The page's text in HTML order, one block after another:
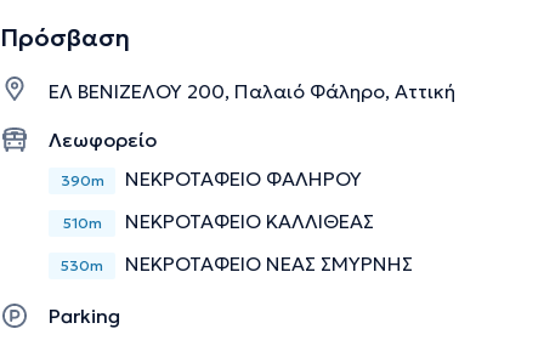
Πρόσβαση
ΕΛ ΒΕΝΙΖΕΛΟΥ 200, Παλαιό Φάληρο, Αττική
Λεωφορείο
390m ΝΕΚΡΟΤΑΦΕΙΟ ΦΑΛΗΡΟΥ
510m ΝΕΚΡΟΤΑΦΕΙΟ ΚΑΛΛΙΘΕΑΣ
530m ΝΕΚΡΟΤΑΦΕΙΟ ΝΕΑΣ ΣΜΥΡΝΗΣ
Parking